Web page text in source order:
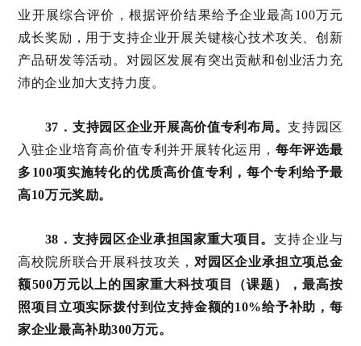
业开展综合评价，根据评价结果给予企业最高100万元
成长奖励，用于支持企业开展关键核心技术攻关、创新
产品研发等活动。对园区发展有突出贡献和创业活力充
沛的企业加大支持力度。
37．支持园区企业开展高价值专利布局。支持园区
入驻企业培育高价值专利并开展转化运用， 每年评选最
多100项实施转化的优质高价值专利，每个专利给予最
高10万元奖励。
38．支持园区企业承担国家重大项目。支持企业与
高校院所联合开展科技攻关， 对园区企业承担立项总金
额500万元以上的国家重大科技项目（课题），最高按
照项目立项实际拨付到位支持金额的10%给予补助，每
家企业最高补助300万元。